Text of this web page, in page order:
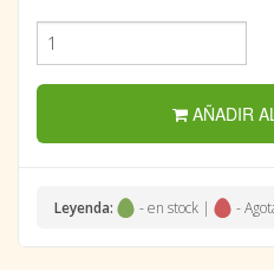
AÑADIR
Leyenda: - en stock | -